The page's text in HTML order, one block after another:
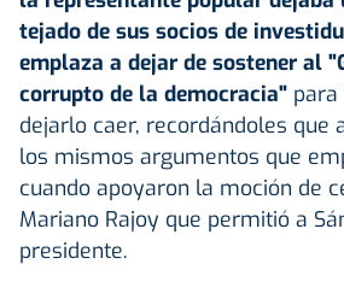
tejado de sus socios de
emplaza a dejar de sostener al
corrupto de la democracia" para
dejarlo caer, recordándoles que
los mismos argumentos que
cuando apoyaron la moción de
Mariano Rajoy que permitió a
presidente.